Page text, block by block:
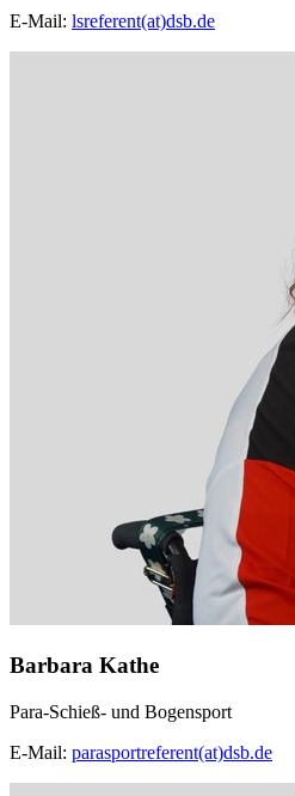
E-Mail: lsreferent(at)dsb.de
Barbara Kathe
Para-Schieß- und Bogensport
E-Mail: parasportreferent(at)dsb.de